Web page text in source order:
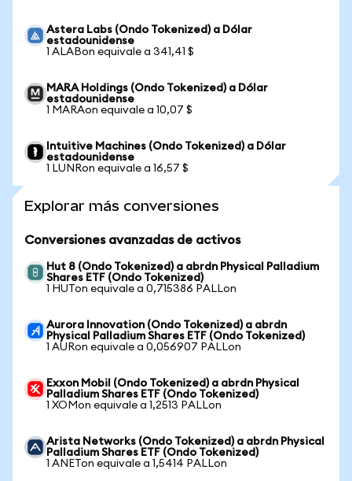
Astera Labs (Ondo Tokenized) a Dólar
estadounidense
1 ALABon equivale a 341,41 $
MARA Holdings (Ondo Tokenized) a Dólar
estadounidense
1 MARAon equivale a 10,07 $
Intuitive Machines (Ondo Tokenized) a Dólar
estadounidense
1 LUNRon equivale a 16,57 $
Explorar más conversiones
Conversiones avanzadas de activos
Hut 8 (Ondo Tokenized) a abrdn Physical Palladium
Shares ETF (Ondo Tokenized)
1 HUTon equivale a 0,715386 PALLon
Aurora Innovation (Ondo Tokenized) a abrdn
Physical Palladium Shares ETF (Ondo Tokenized)
1 AURon equivale a 0,056907 PALLon
Exxon Mobil (Ondo Tokenized) a abrdn Physical
Palladium Shares ETF (Ondo Tokenized)
1 XOMon equivale a 1,2513 PALLon
Arista Networks (Ondo Tokenized) a abrdn Physical
Palladium Shares ETF (Ondo Tokenized)
1 ANETon equivale a 1,5414 PALLon